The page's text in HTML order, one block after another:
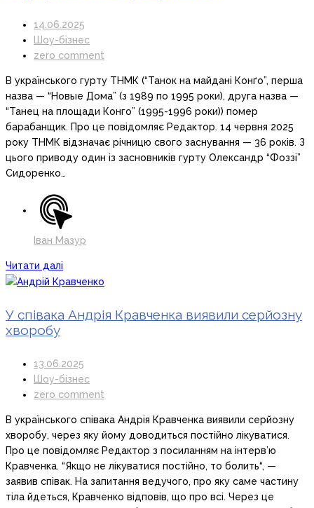
14.06.2025
Шоу-бізнес
zero comment
В українського гурту ТНМК (“Танок на майдані Конґо”, перша
назва — “Новые Дома” (з 1989 по 1995 роки), друга назва —
“Танец на площади Конго” (1995-1996 роки)) помер
барабанщик. Про це повідомляє Редактор. 14 червня 2025
року ТНМК відзначає річницю свого заснування — 36 років. З
цього приводу один із засновників гурту Олександр “Фоззі”
Сидоренко…
Іван Мазур
Читати далі
У співака Андрія Кравченка виявили серйозну
хворобу
13.06.2025
Шоу-бізнес
zero comment
В українського співака Андрія Кравченка виявили серйозну
хворобу, через яку йому доводиться постійно лікуватися.
Про це повідомляє Редактор з посиланням на інтерв’ю
Кравченка. “Якщо не лікуватися постійно, то болить“, —
заявив співак. На запитання ведучого, про яку саме частину
тіла йдеться, Кравченко відповів, що про всі. Через це